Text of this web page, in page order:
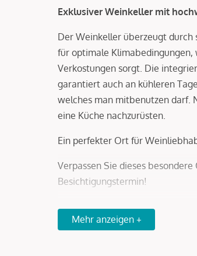
Exklusiver Weinkeller mit
Der Weinkeller überzeugt durch
für optimale Klimabedingungen,
Verkostungen sorgt. Die
garantiert auch an kühleren
welches man mitbenutzen darf.
eine Küche nachzurüsten.
Ein perfekter Ort für
Verpassen Sie dieses
Besichtigungstermin!
Wir weisen darauf hin, dass
familiäres oder wirtschaftliches
Mehr anzeigen +